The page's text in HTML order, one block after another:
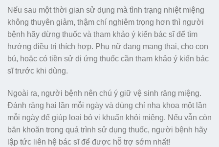
Nếu sau một thời gian sử dụng mà tình trạng nhiệt miệng
không thuyên giảm, thậm chí nghiêm trọng hơn thì người
bệnh hãy dừng thuốc và tham khảo ý kiến bác sĩ để tìm
hướng điều trị thích hợp. Phụ nữ đang mang thai, cho con
bú, hoặc có tiền sử dị ứng thuốc cần tham khảo ý kiến bác
sĩ trước khi dùng.
Ngoài ra, người bệnh nên chú ý giữ vệ sinh răng miệng.
Đánh răng hai lần mỗi ngày và dùng chỉ nha khoa một lần
mỗi ngày để giúp loại bỏ vi khuẩn khỏi miệng. Nếu vẫn còn
băn khoăn trong quá trình sử dụng thuốc, người bệnh hãy
lập tức liên hệ bác sĩ để được hỗ trợ sớm nhất!